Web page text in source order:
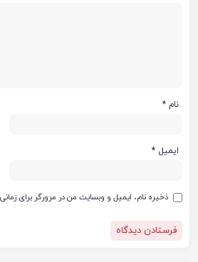
نام *
ایمیل *
ذخیره نام، ایمیل و وبسایت من در مرورگر برای